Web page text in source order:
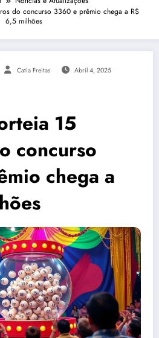
do concurso 3360 e prêmio chega a R$
6,5 milhões
Catia Freitas Abril 4, 2025
15
concurso
chega a